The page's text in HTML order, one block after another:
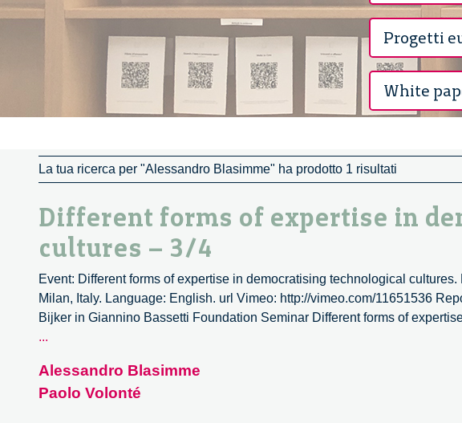
La tua ricerca per "Alessandro Blasimme" ha prodotto 1 risultati
Different forms of expertise in
cultures – 3/4
Event: Different forms of expertise in democratising technological
Milan, Italy. Language: English. url Vimeo: http://vimeo.com/11651536
Bijker in Giannino Bassetti Foundation Seminar Different forms of
...
of
expertise
Alessandro Blasimme
Paolo Volonté